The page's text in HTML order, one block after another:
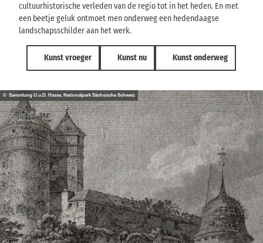
cultuurhistorische verleden van de regio tot in het heden. En met
een beetje geluk ontmoet men onderweg een hedendaagse
landschapsschilder aan het werk.
Kunst vroeger Kunst nu Kunst onderweg
© Sammlung U.u.D. Hasse, Nationalpark Sächsische Schweiz